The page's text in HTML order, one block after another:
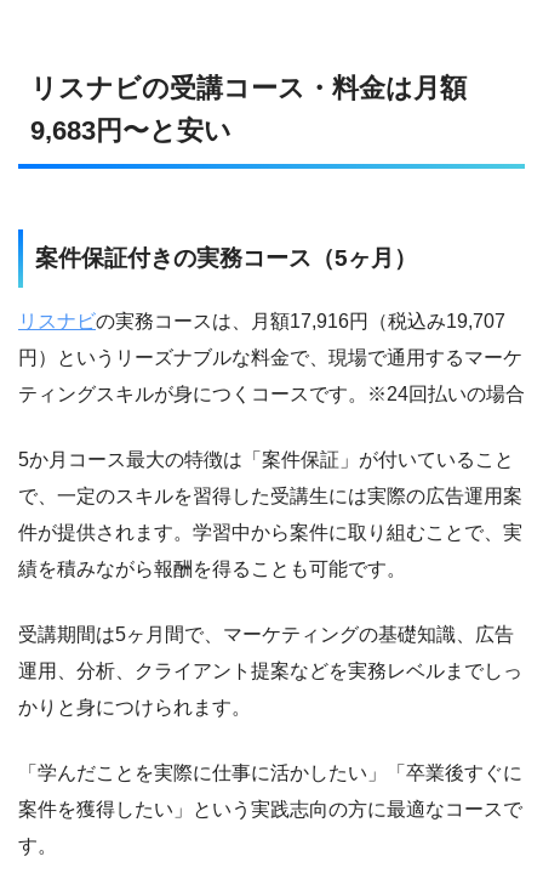
リスナビの受講コース・料金は月額
9,683円〜と安い
案件保証付きの実務コース（5ヶ月）
リスナビの実務コースは、月額17,916円（税込み19,707
円）というリーズナブルな料金で、現場で通用するマーケ
ティングスキルが身につくコースです。※24回払いの場合
5か月コース最大の特徴は「案件保証」が付いていること
で、一定のスキルを習得した受講生には実際の広告運用案
件が提供されます。学習中から案件に取り組むことで、実
績を積みながら報酬を得ることも可能です。
受講期間は5ヶ月間で、マーケティングの基礎知識、広告
運用、分析、クライアント提案などを実務レベルまでしっ
かりと身につけられます。
「学んだことを実際に仕事に活かしたい」「卒業後すぐに
案件を獲得したい」という実践志向の方に最適なコースで
す。